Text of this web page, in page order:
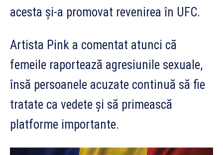
acesta și-a promovat revenirea în UFC.
Artista Pink a comentat atunci că
femeile raportează agresiunile sexuale,
însă persoanele acuzate continuă să fie
tratate ca vedete și să primească
platforme importante.